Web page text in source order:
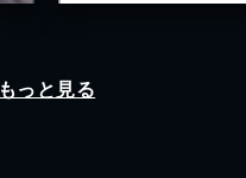
もっと見る